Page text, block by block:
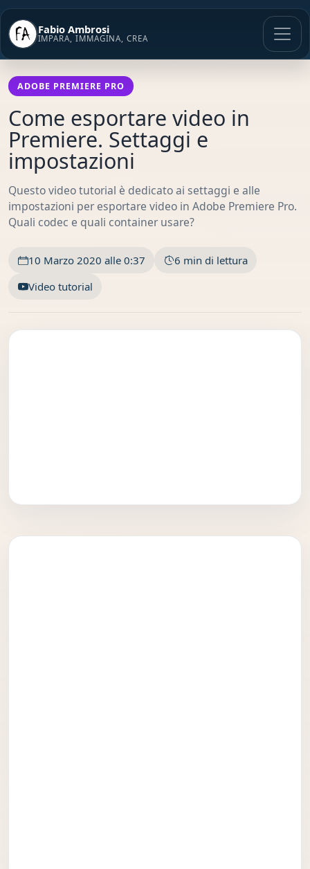
Vai
contenuto
Fabio Ambrosi
IMPARA, IMMAGINA, CREA
ADOBE PREMIERE PRO
Come esportare video in
Premiere. Settaggi e
impostazioni
Questo video tutorial è dedicato ai settaggi e alle
impostazioni per esportare video in Adobe Premiere Pro.
Quali codec e quali container usare?
10 Marzo 2020 alle 0:37
6 min di lettura
Video tutorial